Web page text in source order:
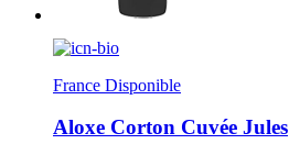
France Disponible
Aloxe Corton Cuvée Jules